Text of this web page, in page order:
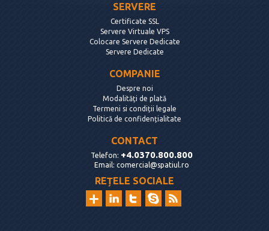
SERVERE
Certificate SSL
Servere Virtuale VPS
Colocare Servere Dedicate
Servere Dedicate
COMPANIE
Despre noi
Modalități de plată
Termeni si condiții legale
Politică de confidențialitate
CONTACT
Telefon: +4.0370.800.800
Email: comercial@spatiul.ro
REȚELE SOCIALE